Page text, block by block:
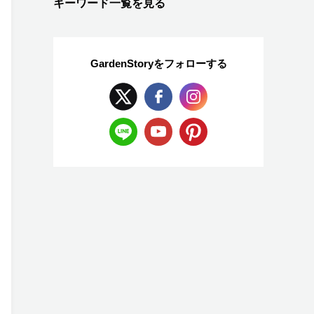
キーワード一覧を見る
GardenStoryをフォローする